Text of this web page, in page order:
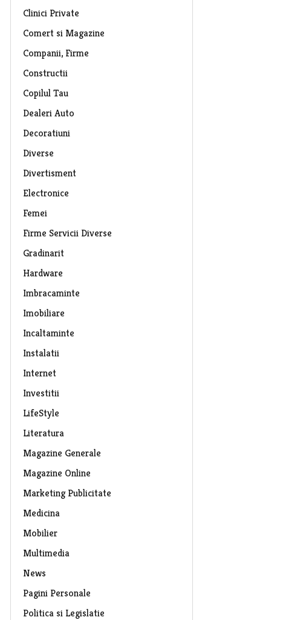
Clinici Private
Comert si Magazine
Companii, Firme
Constructii
Copilul Tau
Dealeri Auto
Decoratiuni
Diverse
Divertisment
Electronice
Femei
Firme Servicii Diverse
Gradinarit
Hardware
Imbracaminte
Imobiliare
Incaltaminte
Instalatii
Internet
Investitii
LifeStyle
Literatura
Magazine Generale
Magazine Online
Marketing Publicitate
Medicina
Mobilier
Multimedia
News
Pagini Personale
Politica si Legislatie